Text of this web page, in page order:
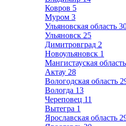
Ковров 5
Муром 3
Ульяновская область
Ульяновск 25
Димитровград 2
Новоульяновск 1
Мангистауская область
Актау 28
Вологодская область
Вологда 13
Череповец 11
Вытегра 1
Ярославская область